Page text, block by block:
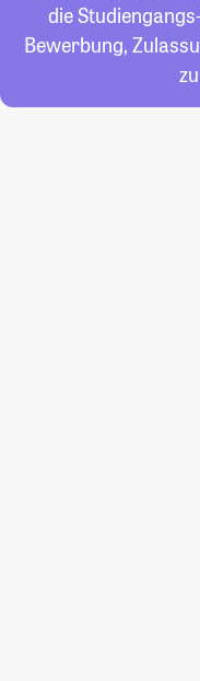
die
Bewerbung,